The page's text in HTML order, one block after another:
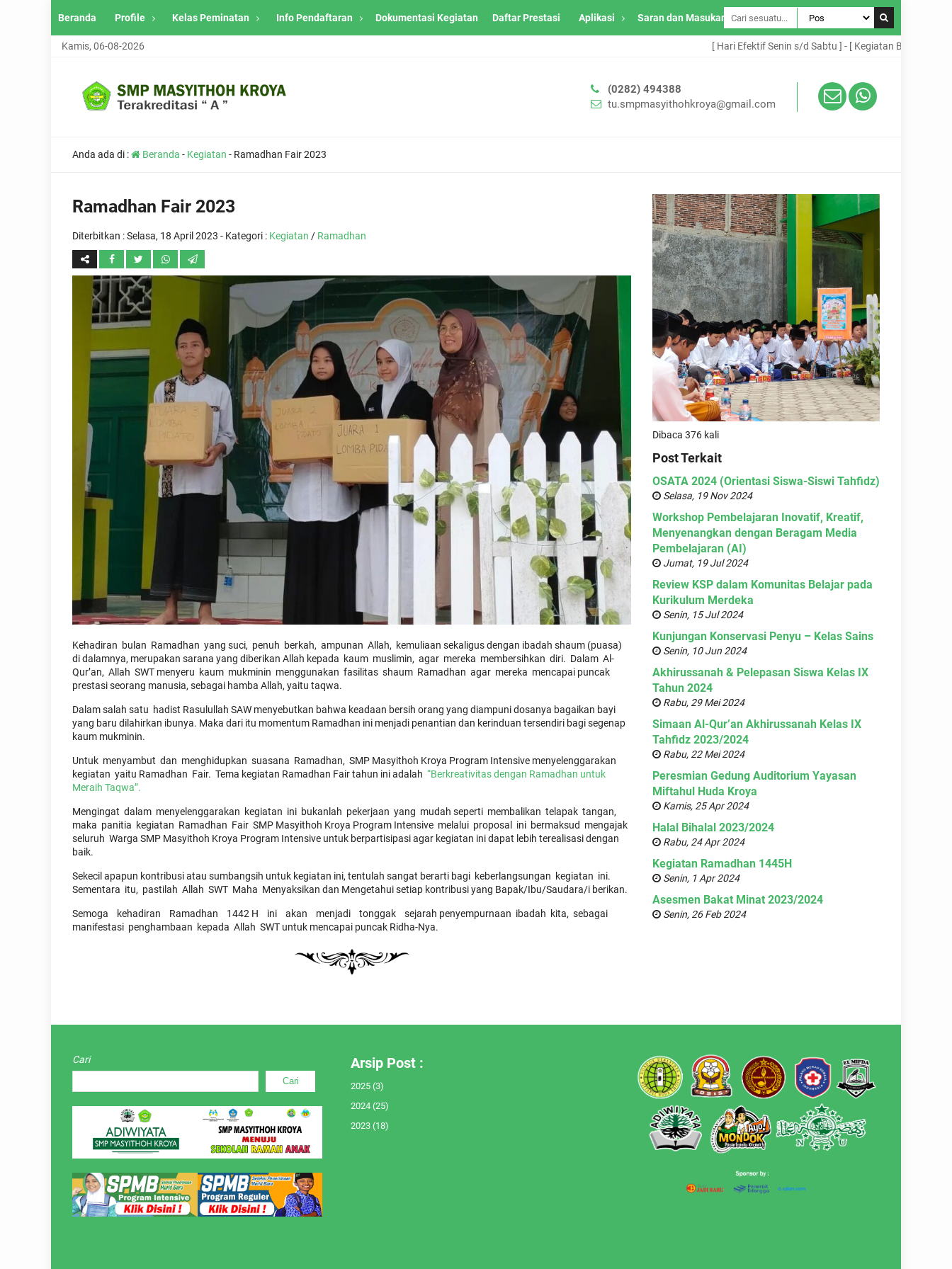
Beranda Profile Kelas Peminatan Info Pendaftaran Dokumentasi Kegiatan Daftar Prestasi Aplikasi Saran dan Masukan
Kamis, 06-08-2026 [ Hari Efektif Senin s/d Sabtu ] - [ Kegiatan Belajar
(0282) 494388
tu.smpmasyithohkroya@gmail.com
Anda ada di : Beranda - Kegiatan - Ramadhan Fair 2023
Ramadhan Fair 2023
Diterbitkan :Selasa, 18 April 2023 - Kategori : Kegiatan / Ramadhan
Kehadiran bulan Ramadhan yang suci, penuh berkah, ampunan Allah, kemuliaan sekaligus dengan ibadah shaum (puasa)
di dalamnya, merupakan sarana yang diberikan Allah kepada kaum muslimin, agar mereka membersihkan diri. Dalam Al-
Qur’an, Allah SWT menyeru kaum mukminin menggunakan fasilitas shaum Ramadhan agar mereka mencapai puncak
prestasi seorang manusia, sebagai hamba Allah, yaitu taqwa.
Dalam salah satu hadist Rasulullah SAW menyebutkan bahwa keadaan bersih orang yang diampuni dosanya bagaikan bayi
yang baru dilahirkan ibunya. Maka dari itu momentum Ramadhan ini menjadi penantian dan kerinduan tersendiri bagi segenap
kaum mukminin.
Untuk menyambut dan menghidupkan suasana Ramadhan, SMP Masyithoh Kroya Program Intensive menyelenggarakan
kegiatan yaitu Ramadhan Fair. Tema kegiatan Ramadhan Fair tahun ini adalah “Berkreativitas dengan Ramadhan untuk
Meraih Taqwa”.
Mengingat dalam menyelenggarakan kegiatan ini bukanlah pekerjaan yang mudah seperti membalikan telapak tangan,
maka panitia kegiatan Ramadhan Fair SMP Masyithoh Kroya Program Intensive melalui proposal ini bermaksud mengajak
seluruh Warga SMP Masyithoh Kroya Program Intensive untuk berpartisipasi agar kegiatan ini dapat lebih terealisasi dengan
baik.
Sekecil apapun kontribusi atau sumbangsih untuk kegiatan ini, tentulah sangat berarti bagi keberlangsungan kegiatan ini.
Sementara itu, pastilah Allah SWT Maha Menyaksikan dan Mengetahui setiap kontribusi yang Bapak/Ibu/Saudara/i berikan.
Semoga kehadiran Ramadhan 1442 H ini akan menjadi tonggak sejarah penyempurnaan ibadah kita, sebagai
manifestasi penghambaan kepada Allah SWT untuk mencapai puncak Ridha-Nya.
Dibaca 376 kali
Post Terkait
OSATA 2024 (Orientasi Siswa-Siswi Tahfidz)
Selasa, 19 Nov 2024
Workshop Pembelajaran Inovatif, Kreatif,
Menyenangkan dengan Beragam Media
Pembelajaran (AI)
Jumat, 19 Jul 2024
Review KSP dalam Komunitas Belajar pada
Kurikulum Merdeka
Senin, 15 Jul 2024
Kunjungan Konservasi Penyu – Kelas Sains
Senin, 10 Jun 2024
Akhirussanah & Pelepasan Siswa Kelas IX
Tahun 2024
Rabu, 29 Mei 2024
Simaan Al-Qur’an Akhirussanah Kelas IX
Tahfidz 2023/2024
Rabu, 22 Mei 2024
Peresmian Gedung Auditorium Yayasan
Miftahul Huda Kroya
Kamis, 25 Apr 2024
Halal Bihalal 2023/2024
Rabu, 24 Apr 2024
Kegiatan Ramadhan 1445H
Senin, 1 Apr 2024
Asesmen Bakat Minat 2023/2024
Senin, 26 Feb 2024
Cari
Cari
Arsip Post :
2025 (3)
2024 (25)
2023 (18)